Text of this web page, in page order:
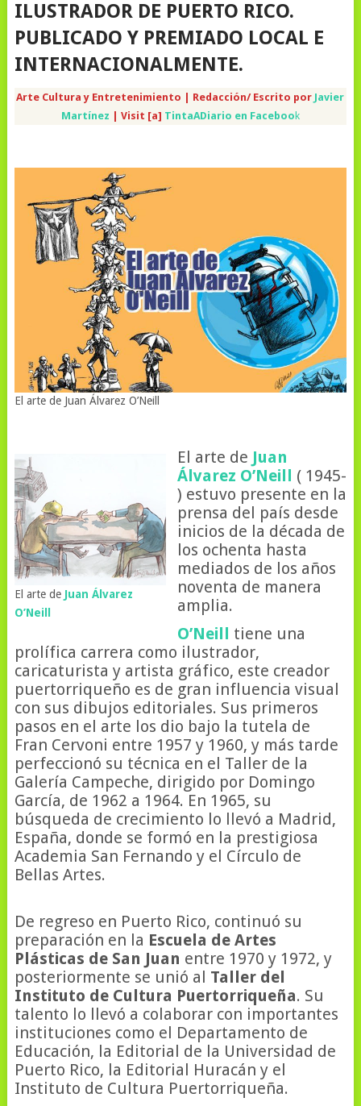
ILUSTRADOR DE PUERTO RICO.
PUBLICADO Y PREMIADO LOCAL E
INTERNACIONALMENTE.
Arte Cultura y Entretenimiento | Redacción/ Escrito por Javier
Martínez | Visit [a] TintaADiario en Faceboo k
El arte de Juan Álvarez O’Neill
El arte de Juan Álvarez
O’Neill
El arte de Juan
Álvarez O’Neill ( 1945-
) estuvo presente en la
prensa del país desde
inicios de la década de
los ochenta hasta
mediados de los años
noventa de manera
amplia.
O’Neill tiene una
prolífica carrera como ilustrador,
caricaturista y artista gráfico, este creador
puertorriqueño es de gran influencia visual
con sus dibujos editoriales. Sus primeros
pasos en el arte los dio bajo la tutela de
Fran Cervoni entre 1957 y 1960, y más tarde
perfeccionó su técnica en el Taller de la
Galería Campeche, dirigido por Domingo
García, de 1962 a 1964. En 1965, su
búsqueda de crecimiento lo llevó a Madrid,
España, donde se formó en la prestigiosa
Academia San Fernando y el Círculo de
Bellas Artes.
De regreso en Puerto Rico, continuó su
preparación en la Escuela de Artes
Plásticas de San Juan entre 1970 y 1972, y
posteriormente se unió al Taller del
Instituto de Cultura Puertorriqueña. Su
talento lo llevó a colaborar con importantes
instituciones como el Departamento de
Educación, la Editorial de la Universidad de
Puerto Rico, la Editorial Huracán y el
Instituto de Cultura Puertorriqueña.